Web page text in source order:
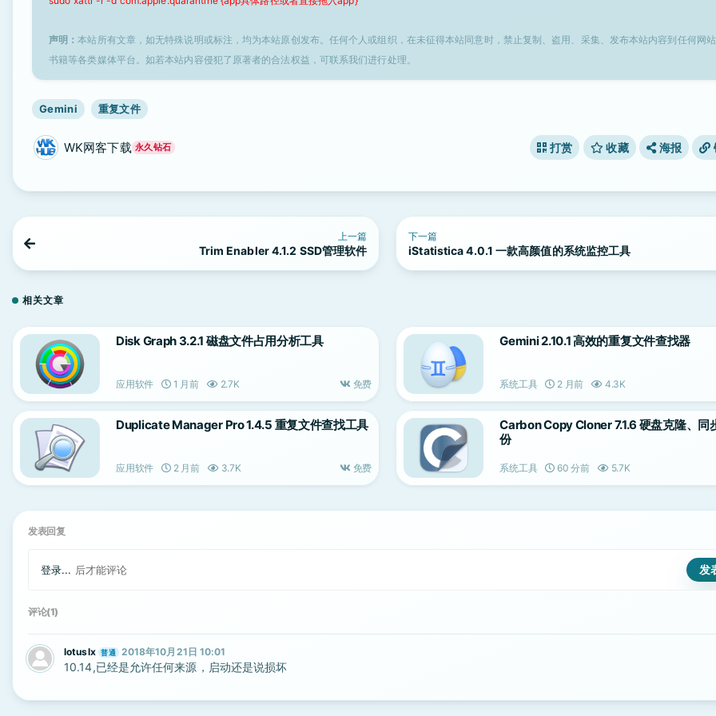
声明：本站所有文章，如无特殊说明或标注，均为本站原创发布。任何个人或组织，在未征得本站同意时，禁止复制、盗用、采集、发布本站内容到任何网
书籍等各类媒体平台。如若本站内容侵犯了原著者的合法权益，可联系我们进行处理。
Gemini 重复文件
WK网客下载 永久钻石 打赏 收藏 海报
上一篇
Trim Enabler 4.1.2 SSD管理软件
下一篇
iStatistica 4.0.1 一款高颜值的系统监控工具
相关文章
Disk Graph 3.2.1 磁盘文件占用分析工具
应用软件 1 月前 2.7K 免费
Gemini 2.10.1 高效的重复文件查找器
系统工具 2 月前 4.3K
Duplicate Manager Pro 1.4.5 重复文件查找工具
应用软件 2 月前 3.7K 免费
Carbon Copy Cloner 7.1.6 硬盘克隆、同
份
系统工具 60 分前 5.7K
发表回复
登录... 后才能评论
评论(1)
lotuslx 普通 2018年10月21日 10:01
10.14,已经是允许任何来源，启动还是说损坏